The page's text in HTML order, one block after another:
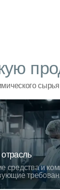
средства и